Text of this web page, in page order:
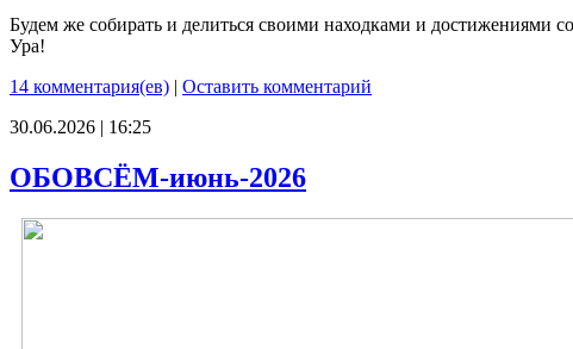
Будем же собирать и делиться своими находками и достижениями
Ура!
14 комментария(ев) | Оставить комментарий
30.06.2026 | 16:25
ОБОВСЁМ-июнь-2026